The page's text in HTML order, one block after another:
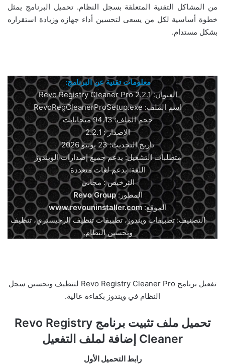
من المشاكل التقنية المتعلقة بسجل النظام. تحميل البرنامج يمثل
خطوة أساسية لكل من يسعى لتحسين أداء جهازه وزيادة استقراره
بشكل مستدام.
معلومات تقنية عن البرنامج:
العنوان: Revo Registry Cleaner Pro 2.2.1
اسم الملف: RevoRegCleanerProSetup.exe
حجم الملف: 94.13 ميجابايت
الإصدار : 2.2.1
تاريخ التحديث: 23 يونيو 2026
متطلبات التشغيل: يدعم جميع إصدارات الويندوز
اللغة: يدعم لغات متعددة
الترخيص : مجاني
المطور:Revo Group
الموقع:www.revouninstaller.com
التصنيف: تطبيقات ويندوز، تطبيقات تنظيف الرجيستري، تنظيف
وتحسين النظام.
تفعيل برنامج Revo Registry Cleaner Pro لتنظيف وتحسين سجل
النظام في ويندوز بكفاءة عالية.
تحميل ملف تثبيت برنامج Revo Registry
Cleaner إضافة لملف التفعيل
رابط التحميل الأول